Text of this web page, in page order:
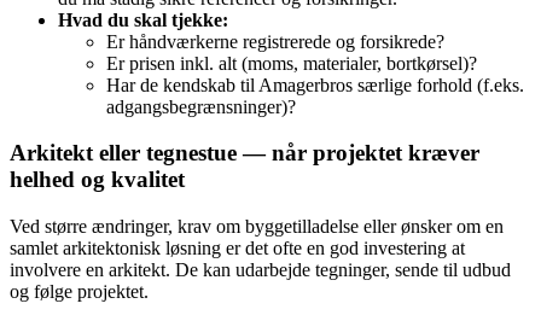
Hvad du skal tjekke:
Er håndværkerne registrerede og forsikrede?
Er prisen inkl. alt (moms, materialer, bortkørsel)?
Har de kendskab til Amagerbros særlige forhold (f.eks.
adgangsbegrænsninger)?
Arkitekt eller tegnestue — når projektet kræver
helhed og kvalitet
Ved større ændringer, krav om byggetilladelse eller ønsker om en
samlet arkitektonisk løsning er det ofte en god investering at
involvere en arkitekt. De kan udarbejde tegninger, sende til udbud
og følge projektet.